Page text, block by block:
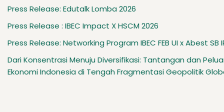
Press Release: Edutalk Lomba 2026
Press Release : IBEC Impact X HSCM 2026
Press Release: Networking Program IBEC FEB UI x Abest SB
Dari Konsentrasi Menuju Diversifikasi: Tantangan dan
Ekonomi Indonesia di Tengah Fragmentasi Geopolitik